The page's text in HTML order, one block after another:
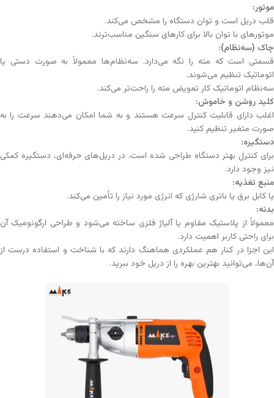
موتور:
قلب دریل است و توان دستگاه را مشخص می‌کند.
موتورهای با توان بالا برای کارهای سنگین مناسب‌ترند.
چاک (سه‌نظام):
قسمتی است که مته را نگه می‌دارد. سه‌نظام‌ها معمولاً به صورت دستی یا
اتوماتیک تنظیم می‌شوند.
سه‌نظام اتوماتیک کار تعویض مته را راحت‌تر می‌کند.
کلید روشن و خاموش:
اغلب دارای قابلیت کنترل سرعت هستند و به شما امکان می‌دهند سرعت را به
صورت متغیر تنظیم کنید.
دستگیره:
برای کنترل بهتر دستگاه طراحی شده است. در دریل‌های حرفه‌ای، دستگیره کمکی
نیز وجود دارد.
منبع تغذیه:
یا کابل برق یا باتری شارژی که انرژی مورد نیاز را تأمین می‌کند.
بدنه:
معمولاً از پلاستیک مقاوم یا آلیاژ فلزی ساخته می‌شود و طراحی ارگونومیک آن
برای راحتی کاربر اهمیت دارد.
این اجزا در کنار هم عملکردی هماهنگ دارند که با شناخت و استفاده درست از
آن‌ها، می‌توانید بهترین بهره را از دریل خود ببرید.